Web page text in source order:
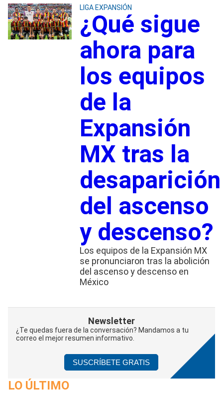
LIGA EXPANSIÓN
¿Qué sigue
ahora para
los equipos
de la
Expansión
MX tras la
desaparición
del ascenso
y descenso?
Los equipos de la Expansión MX
se pronunciaron tras la abolición
del ascenso y descenso en
México
Newsletter
¿Te quedas fuera de la conversación? Mandamos a tu
correo el mejor resumen informativo.
SUSCRÍBETE GRATIS
LO ÚLTIMO